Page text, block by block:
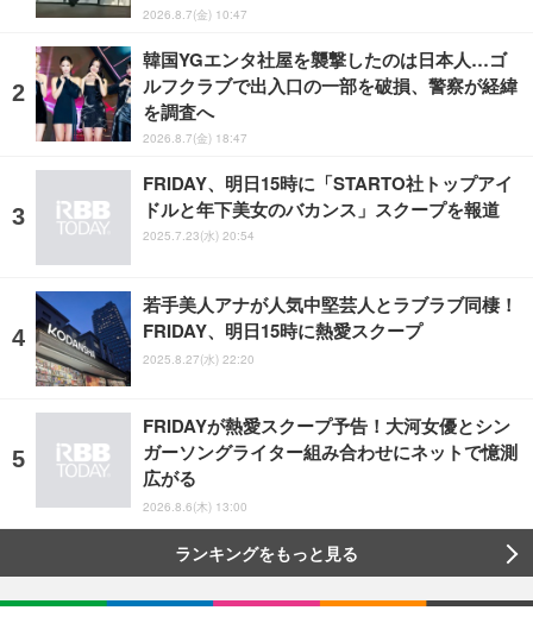
2026.8.7(金) 10:47
韓国YGエンタ社屋を襲撃したのは日本人…ゴ
ルフクラブで出入口の一部を破損、警察が経緯
を調査へ
2026.8.7(金) 18:47
FRIDAY、明日15時に「STARTO社トップアイ
ドルと年下美女のバカンス」スクープを報道
2025.7.23(水) 20:54
若手美人アナが人気中堅芸人とラブラブ同棲！
FRIDAY、明日15時に熱愛スクープ
2025.8.27(水) 22:20
FRIDAYが熱愛スクープ予告！大河女優とシン
ガーソングライター組み合わせにネットで憶測
広がる
2026.8.6(木) 13:00
ランキングをもっと見る